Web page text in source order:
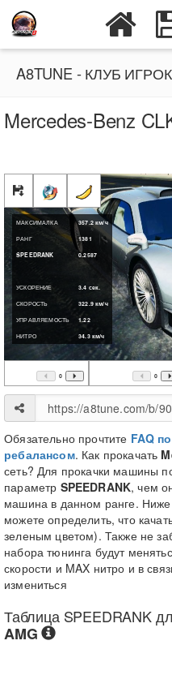
A8TUNE - КЛУБ
Mercedes-Benz
МАКСИМАЛКА 357.2км/ч
РАНГ
1381
SPEEDRANK
0.2587
УСКОРЕНИЕ 3.4 сек.
СКОРОСТЬ
322.9км/ч
УПРАВЛЯЕМОСТЬ
1.22
НИТРО
34.3км/ч
0 0
Обязательно прочтите FAQ
ребалансом. Как прокачать
сеть? Для прокачки машины
параметр SPEEDRANK, чем
машина в данном ранге. Ниже
можете определить, что
зеленым цветом). Также не
набора тюнинга будут
скорости и MAX нитро и в
измениться
Таблица SPEEDRANK
AMG